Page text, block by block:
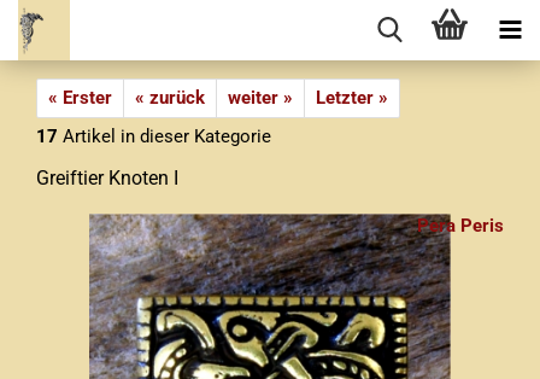
« Erster « zurück weiter »
Letzter »
17 Artikel in dieser Kategorie
Greiftier Knoten I
Pera Peris